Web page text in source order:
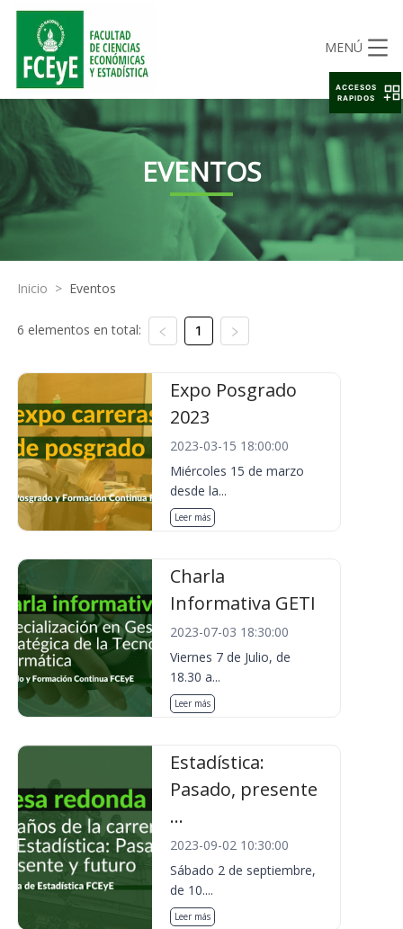
MENÚ
EVENTOS
Inicio > Eventos
6 elementos en total: 1
Expo Posgrado
2023
2023-03-15 18:00:00
Miércoles 15 de marzo
desde la...
Leer más
Charla
Informativa GETI
2023-07-03 18:30:00
Viernes 7 de Julio, de
18.30 a...
Leer más
Estadística:
Pasado, presente
...
2023-09-02 10:30:00
Sábado 2 de septiembre,
de 10....
Leer más
ACCESOS
RAPIDOS